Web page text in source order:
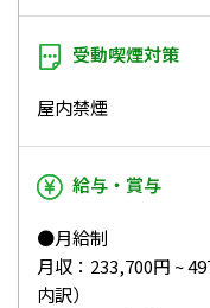
受動喫煙対策
屋内禁煙
給与・賞与
●月給制
月収：233,700円 ~
内訳）